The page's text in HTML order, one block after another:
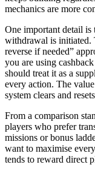
mechanics are more
One important detail is
withdrawal is initiated.
reverse if needed”
you are using
should treat it as a
every action. The
system clears and
From a comparison
players who prefer
missions or bonus
want to maximise
tends to reward direct